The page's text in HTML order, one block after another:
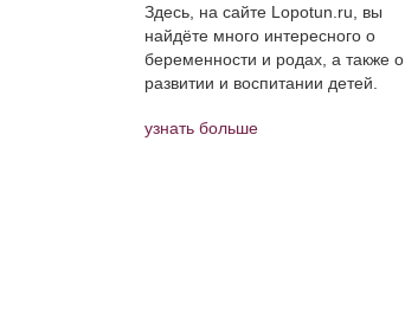
Здесь, на сайте Lopotun.ru, вы
найдёте много интересного о
беременности и родах, а также о
развитии и воспитании детей.
узнать больше